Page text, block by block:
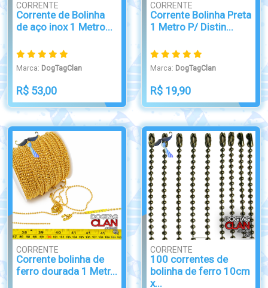
CORRENTE
Corrente de Bolinha
de aço inox 1 Metro...
Marca: DogTagClan
R$ 53,00
CORRENTE
Corrente Bolinha Preta
1 Metro P/ Distin...
Marca: DogTagClan
R$ 19,90
CORRENTE
Corrente bolinha de
ferro dourada 1 Metr...
CORRENTE
100 correntes de
bolinha de ferro 10cm
x...